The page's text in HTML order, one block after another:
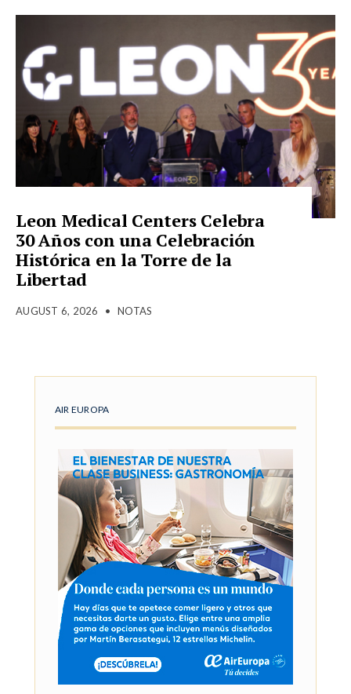
Leon Medical Centers Celebra
30 Años con una Celebración
Histórica en la Torre de la
Libertad
AUGUST 6, 2026 • NOTAS
AIR EUROPA